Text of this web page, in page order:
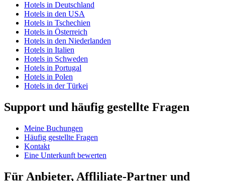
Hotels in Deutschland
Hotels in den USA
Hotels in Tschechien
Hotels in Österreich
Hotels in den Niederlanden
Hotels in Italien
Hotels in Schweden
Hotels in Portugal
Hotels in Polen
Hotels in der Türkei
Support und häufig gestellte Fragen
Meine Buchungen
Häufig gestellte Fragen
Kontakt
Eine Unterkunft bewerten
Für Anbieter, Affliliate-Partner und